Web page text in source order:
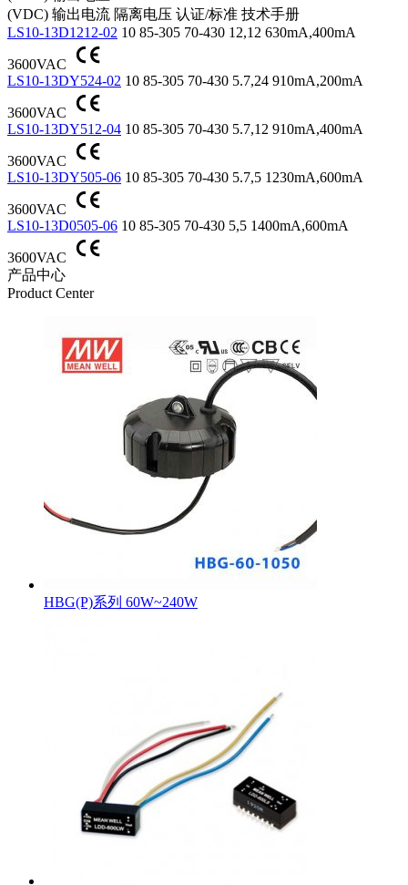
(VDC) 输出电流 隔离电压 认证/标准 技术手册
LS10-13D1212-02 10 85-305 70-430 12,12 630mA,400mA
3600VAC
LS10-13DY524-02 10 85-305 70-430 5.7,24 910mA,200mA
3600VAC
LS10-13DY512-04 10 85-305 70-430 5.7,12 910mA,400mA
3600VAC
LS10-13DY505-06 10 85-305 70-430 5.7,5 1230mA,600mA
3600VAC
LS10-13D0505-06 10 85-305 70-430 5,5 1400mA,600mA
3600VAC
产品中心
Product Center
HBG(P)系列 60W~240W